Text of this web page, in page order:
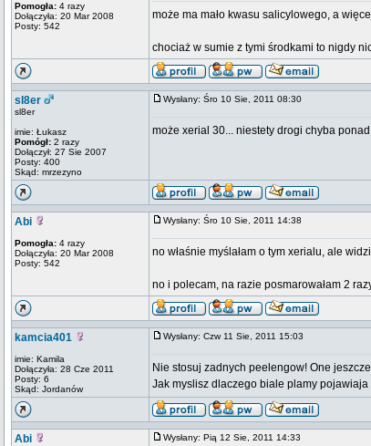
Pomogła: 4 razy
Dołączyła: 20 Mar 2008
Posty: 542
może ma mało kwasu salicylowego, a
chociaż w sumie z tymi środkami to nigdy
sl8er
sl8er
imie: Łukasz
Pomógł: 2 razy
Dołączył: 27 Sie 2007
Posty: 400
Skąd: mrzezyno
Wysłany: Śro 10 Sie, 2011 08:30
może xerial 30... niestety drogi chyba
Abi
Pomogła: 4 razy
Dołączyła: 20 Mar 2008
Posty: 542
Wysłany: Śro 10 Sie, 2011 14:38
no właśnie myślałam o tym xerialu, ale
no i polecam, na razie posmarowałam 2
kamcia401
imie: Kamila
Dołączyła: 28 Cze 2011
Posty: 6
Skąd: Jordanów
Wysłany: Czw 11 Sie, 2011 15:03
Nie stosuj zadnych peelengow! One
Jak myslisz dlaczego biale plamy
Abi Wysłany: Pią 12 Sie, 2011 14:33